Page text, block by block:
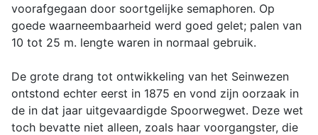
voorafgegaan door soortgelijke semaphoren. Op
goede waarneembaarheid werd goed gelet; palen van
10 tot 25 m. lengte waren in normaal gebruik.
De grote drang tot ontwikkeling van het Seinwezen
ontstond echter eerst in 1875 en vond zijn oorzaak in
de in dat jaar uitgevaardigde Spoorwegwet. Deze wet
toch bevatte niet alleen, zoals haar voorgangster, die